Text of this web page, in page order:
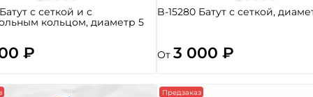
с сеткой и с
кольцом, диаметр 5
₽
B-15280 Батут с сеткой,
От 3 000 ₽
Предзаказ